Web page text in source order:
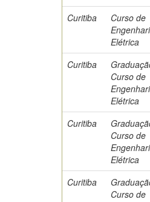
Curitiba
Curso de
Elétrica
Curitiba
Curso de
Elétrica
Curitiba
Curso de
Elétrica
Curitiba
Curso de